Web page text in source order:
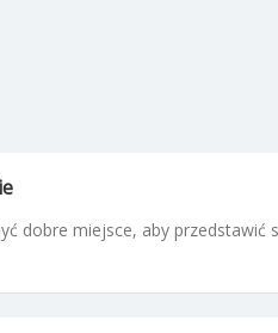
dobre miejsce, aby przedstawić